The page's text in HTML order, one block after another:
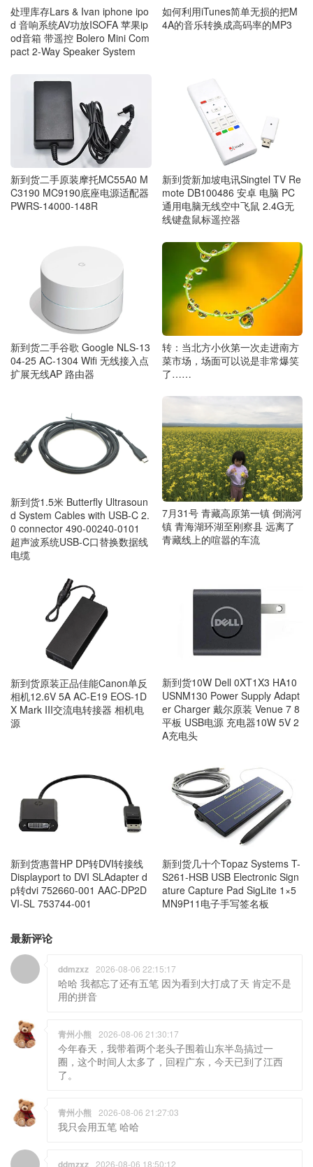
处理库存Lars & Ivan iphone ipo
d 音响系统AV功放ISOFA 苹果ip
od音箱 带遥控 Bolero Mini Com
pact 2-Way Speaker System
如何利用iTunes简单无损的把M
4A的音乐转换成高码率的MP3
新到货二手原装摩托MC55A0 M
C3190 MC9190底座电源适配器
PWRS-14000-148R
新到货新加坡电讯Singtel TV Re
mote DB100486 安卓 电脑 PC
通用电脑无线空中飞鼠 2.4G无
线键盘鼠标遥控器
新到货二手谷歌 Google NLS-13
04-25 AC-1304 Wifi 无线接入点
扩展无线AP 路由器
转：当北方小伙第一次走进南方
菜市场，场面可以说是非常爆笑
了……
新到货1.5米 Butterfly Ultrasoun
d System Cables with USB-C 2.
0 connector 490-00240-0101
超声波系统USB-C口替换数据线
电缆
7月31号 青藏高原第一镇 倒淌河
镇 青海湖环湖至刚察县 远离了
青藏线上的喧嚣的车流
新到货原装正品佳能Canon单反
相机12.6V 5A AC-E19 EOS-1D
X Mark III交流电转接器 相机电
源
新到货10W Dell 0XT1X3 HA10
USNM130 Power Supply Adapt
er Charger 戴尔原装 Venue 7 8
平板 USB电源 充电器10W 5V 2
A充电头
新到货惠普HP DP转DVI转接线
Displayport to DVI SLAdapter d
p转dvi 752660-001 AAC-DP2D
VI-SL 753744-001
新到货几十个Topaz Systems T-
S261-HSB USB Electronic Sign
ature Capture Pad SigLite 1×5
MN9P11电子手写签名板
最新评论
ddmzxz 2026-08-06 22:15:17
哈哈 我都忘了还有五笔 因为看到大打成了天 肯定不是
用的拼音
青州小熊 2026-08-06 21:30:17
今年春天，我带着两个老头子围着山东半岛搞过一
圈，这个时间人太多了，回程广东，今天已到了江西
了。
青州小熊 2026-08-06 21:27:03
我只会用五笔 哈哈
ddmzxz 2026-08-06 18:50:12